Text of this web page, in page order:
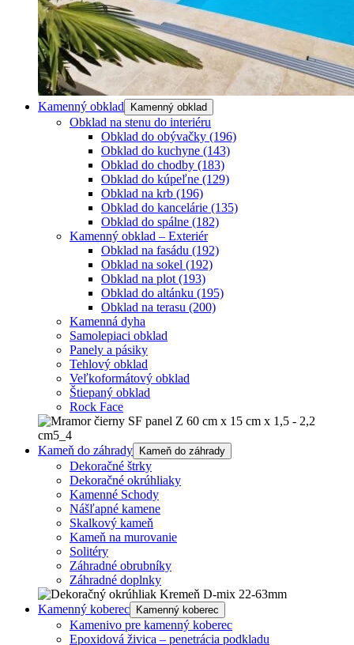
Kamenný obklad Kamenný obklad
Obklad na stenu do interiéru
Obklad do obývačky (196)
Obklad do kuchyne (143)
Obklad do chodby (183)
Obklad do kúpeľne (129)
Obklad na krb (196)
Obklad do kancelárie (135)
Obklad do spálne (182)
Kamenný obklad – Exteriér
Obklad na fasádu (192)
Obklad na sokel (192)
Obklad na plot (193)
Obklad do altánku (195)
Obklad na terasu (200)
Kamenná dyha
Samolepiaci obklad
Panely a pásiky
Tehlový obklad
Veľkoformátový obklad
Štiepaný obklad
Rock Face
Kameň do záhrady Kameň do záhrady
Dekoračné štrky
Dekoračné okrúhliaky
Kamenné Schody
Nášľapné kamene
Skalkový kameň
Kameň na murovanie
Solitéry
Záhradné obrubníky
Záhradné doplnky
Kamenný koberec Kamenný koberec
Kamenivo pre kamenný koberec
Epoxidová živica – penetrácia podkladu